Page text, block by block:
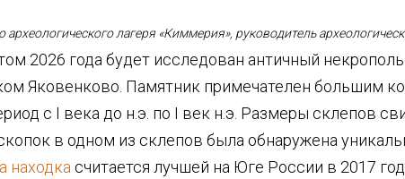
археологического лагеря «Киммерия», руководитель
2026 года будет исследован античный
Яковенково. Памятник примечателен большим
с I века до н.э. по I век н.э. Размеры склепов
в одном из склепов была обнаружена
находка считается лучшей на Юге России в 2017